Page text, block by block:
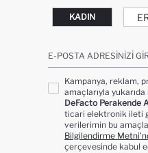
KADIN
E-POSTA ADRESINIZI
Kampanya, reklam,
amaçlarıyla
DeFacto Perakende
ticari elektronik ileti
verilerimin bu
Bilgilendirme
çerçevesinde kabul